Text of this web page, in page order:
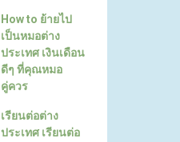
How to ย้ายไป
เป็นหมอต่าง
ประเทศ เงินเดือน
ดีๆ ที่คุณหมอ
คู่ควร
เรียนต่อต่าง
ประเทศ เรียนต่อ